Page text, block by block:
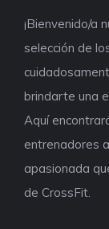
¡Bienvenido/a
selección de
brindarte una
Aquí
entrenadores
apasionada
de CrossFit.